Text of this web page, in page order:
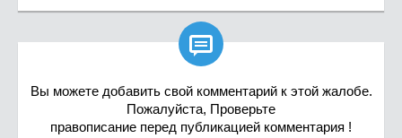

Вы можете добавить свой комментарий к этой жалобе.
Пожалуйста, Проверьте
правописание перед публикацией комментария !